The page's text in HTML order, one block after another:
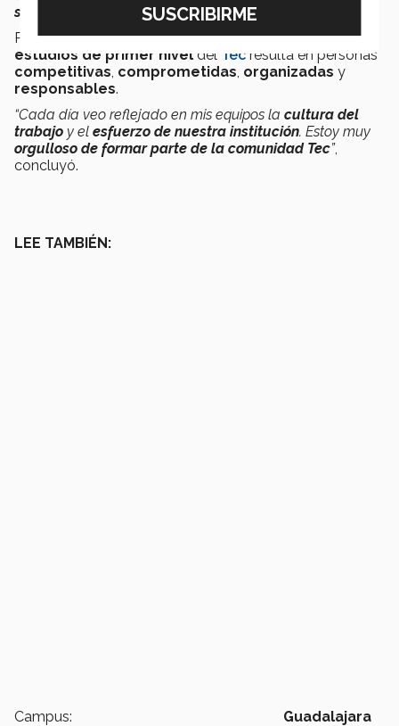
seguridad y el carácter”,señaló.
Para el entrenador, practicar algúndeportejunto a los
estudios de primer nivel del Tec resulta en personas
competitivas comprometidas organizadas y
responsables.
“Cada día veo reflejado en mis equipos la cultura del
trabajo y el esfuerzo de nuestra institución. Estoy muy
orgulloso de formar parte de la comunidad Tec”,
concluyó.
LEE TAMBIÉN:
Campus: Guadalajara